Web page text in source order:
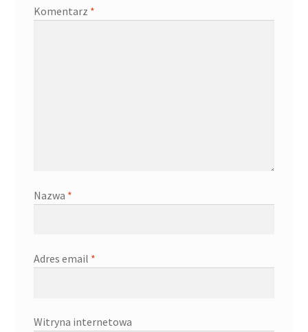
Komentarz *
Nazwa *
Adres email *
Witryna internetowa